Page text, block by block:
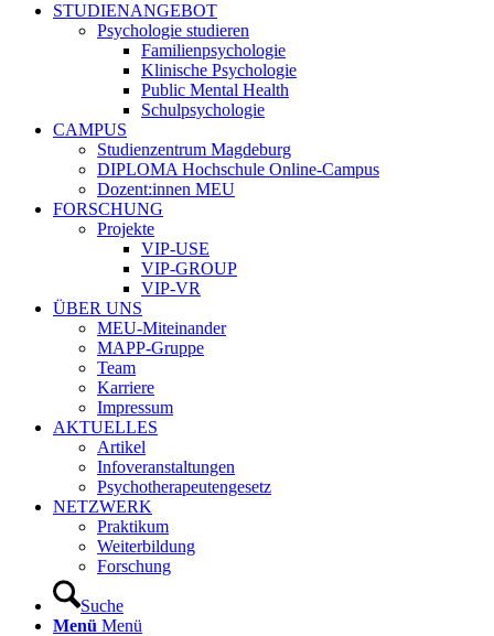
STUDIENANGEBOT
Psychologie studieren
Familienpsychologie
Klinische Psychologie
Public Mental Health
Schulpsychologie
CAMPUS
Studienzentrum Magdeburg
DIPLOMA Hochschule Online-Campus
Dozent:innen MEU
FORSCHUNG
Projekte
VIP-USE
VIP-GROUP
VIP-VR
ÜBER UNS
MEU-Miteinander
MAPP-Gruppe
Team
Karriere
Impressum
AKTUELLES
Artikel
Infoveranstaltungen
Psychotherapeutengesetz
NETZWERK
Praktikum
Weiterbildung
Forschung
Suche
Menü Menü